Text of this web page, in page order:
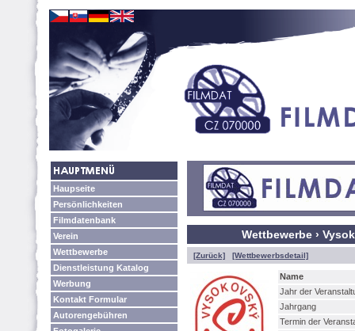
Haupseite
Persönlichkeiten
Filmdatenbank
Verein
Wettbewerbe
Dienstleistung Katalog
Werbung
Kontakt Formular
Autorengebühren
Wettbewerbe ›
[Zurück] [Wettbewerbsdetail]
Name
Jahr der
Jahrgang
Termin der